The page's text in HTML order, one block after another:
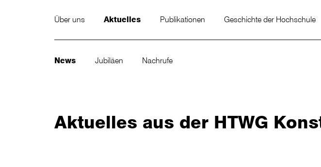
Über uns Aktuelles Publikationen Geschichte der Hochschule
News Jubiläen Nachrufe
Aktuelles aus der HTWG